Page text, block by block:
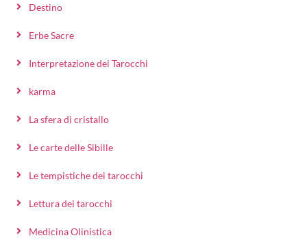
Destino
Erbe Sacre
Interpretazione dei Tarocchi
karma
La sfera di cristallo
Le carte delle Sibille
Le tempistiche dei tarocchi
Lettura dei tarocchi
Medicina Olinistica